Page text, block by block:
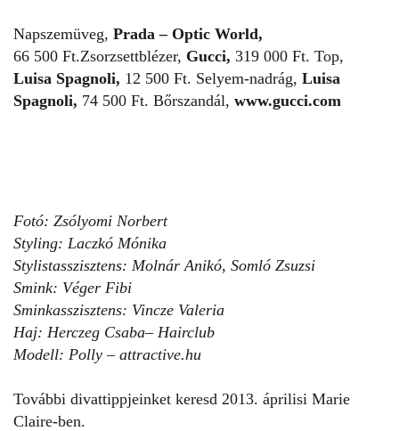
Napszemüveg, Prada – Optic World,
66 500 Ft.Zsorzsettblézer, Gucci, 319 000 Ft. Top,
Luisa Spagnoli, 12 500 Ft. Selyem-nadrág, Luisa
Spagnoli, 74 500 Ft. Bőrszandál, www.gucci.com
Fotó: Zsólyomi Norbert
Styling: Laczkó Mónika
Stylistasszisztens: Molnár Anikó, Somló Zsuzsi
Smink: Véger Fibi
Sminkasszisztens: Vincze Valeria
Haj: Herczeg Csaba– Hairclub
Modell: Polly – attractive.hu
További divattippjeinket keresd 2013. áprilisi Marie
Claire-ben.